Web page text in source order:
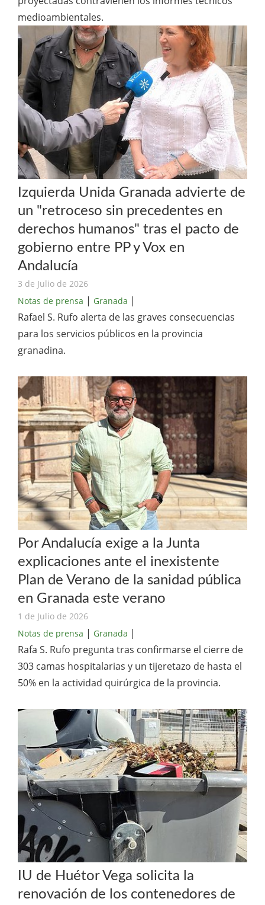
medioambientales.
Izquierda Unida Granada advierte de
un "retroceso sin precedentes en
derechos humanos" tras el pacto de
gobierno entre PP y Vox en
Andalucía
3 de Julio de 2026
Notas de prensa | Granada |
Rafael S. Rufo alerta de las graves consecuencias
para los servicios públicos en la provincia
granadina.
Por Andalucía exige a la Junta
explicaciones ante el inexistente
Plan de Verano de la sanidad pública
en Granada este verano
1 de Julio de 2026
Notas de prensa | Granada |
Rafa S. Rufo pregunta tras confirmarse el cierre de
303 camas hospitalarias y un tijeretazo de hasta el
50% en la actividad quirúrgica de la provincia.
IU de Huétor Vega solicita la
renovación de los contenedores de